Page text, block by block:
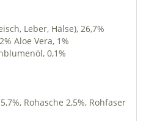
Leber, Hälse), 26,7%
Aloe Vera, 1%
0,1%
Rohasche 2,5%, Rohfaser